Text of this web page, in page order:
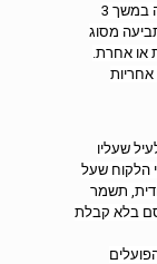
גובה התמורה שהיתה אמורה להיות משולמת לחברה במשך 3
מסוג
או אחרת.
שעליו
הלקוח שעל
תשמר
בלא קבלת
והפועלים